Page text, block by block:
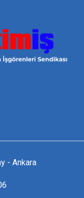
- Ankara